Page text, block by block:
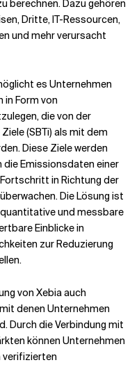
berechnen. Dazu gehören
Dritte, IT-Ressourcen,
und mehr verursacht
es Unternehmen
in Form von
die von der
(SBTi) als mit dem
Diese Ziele werden
die Emissionsdaten einer
in Richtung der
Die Lösung ist
und messbare
Einblicke in
zur Reduzierung
von Xebia auch
denen Unternehmen
Durch die Verbindung mit
können Unternehmen
verifizierten